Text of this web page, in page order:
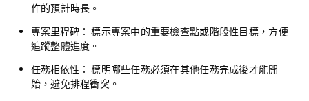
作的預計時長。
專案里程碑： 標示專案中的重要檢查點或階段性目標，方便
追蹤整體進度。
任務相依性 ： 標明哪些任務必須在其他任務完成後才能開
始，避免排程衝突。